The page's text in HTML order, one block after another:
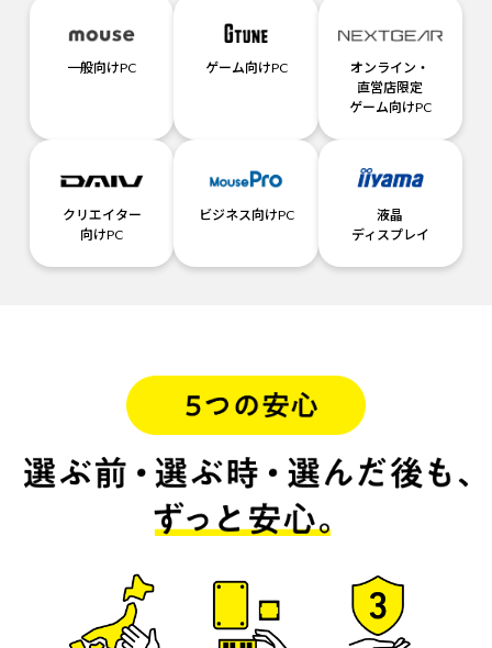
一般向けPC ゲーム向けPC
オンライン・
直営店限定
ゲーム向けPC
クリエイター
向けPC
ビジネス向けPC
液晶
ディスプレイ